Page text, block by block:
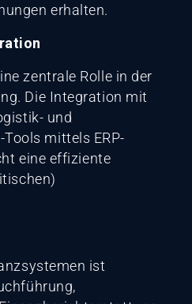
erhalten.
zentrale Rolle in der
Die Integration mit
und
mittels ERP-
eine effiziente
ist